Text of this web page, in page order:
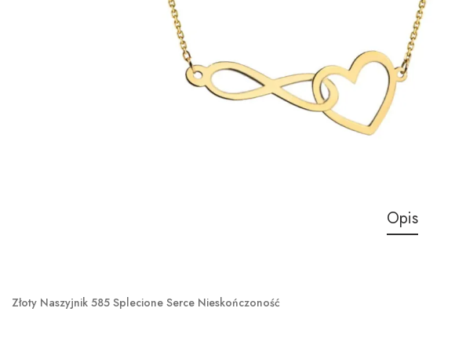
Opis
Złoty Naszyjnik 585 Splecione Serce Nieskończoność